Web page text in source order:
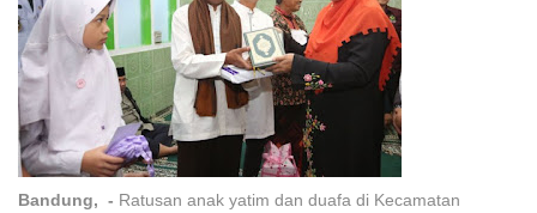
Bandung, - Ratusan anak yatim dan duafa di Kecamatan